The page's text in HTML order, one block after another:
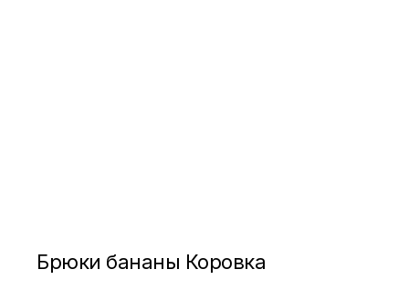
Брюки бананы Коровка